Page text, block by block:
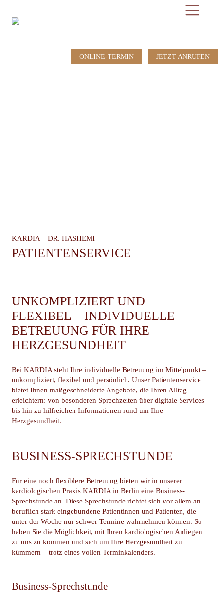
Zum
Inhalt
Zur
ONLINE-TERMIN JETZT ANRUFEN
KARDIA – DR. HASHEMI
PATIENTENSERVICE
UNKOMPLIZIERT UND
FLEXIBEL – INDIVIDUELLE
BETREUUNG FÜR IHRE
HERZGESUNDHEIT
Bei KARDIA steht Ihre individuelle Betreuung im Mittelpunkt –
unkompliziert, flexibel und persönlich. Unser Patientenservice
bietet Ihnen maßgeschneiderte Angebote, die Ihren Alltag
erleichtern: von besonderen Sprechzeiten über digitale Services
bis hin zu hilfreichen Informationen rund um Ihre
Herzgesundheit.
BUSINESS-SPRECHSTUNDE
Für eine noch flexiblere Betreuung bieten wir in unserer
kardiologischen Praxis KARDIA in Berlin eine Business-
Sprechstunde an. Diese Sprechstunde richtet sich vor allem an
beruflich stark eingebundene Patientinnen und Patienten, die
unter der Woche nur schwer Termine wahrnehmen können. So
haben Sie die Möglichkeit, mit Ihren kardiologischen Anliegen
zu uns zu kommen und sich um Ihre Herzgesundheit zu
kümmern – trotz eines vollen Terminkalenders.
Business-Sprechstunde